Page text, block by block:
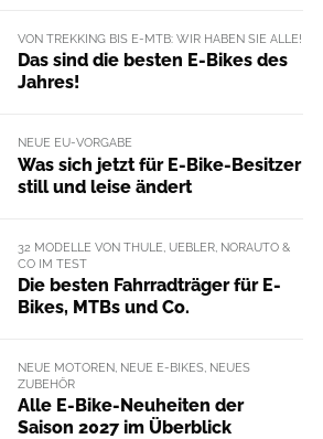
VON TREKKING BIS E-MTB: WIR HABEN SIE ALLE!
Das sind die besten E-Bikes des
Jahres!
NEUE EU-VORGABE
Was sich jetzt für E-Bike-Besitzer
still und leise ändert
32 MODELLE VON THULE, UEBLER, NORAUTO &
CO IM TEST
Die besten Fahrradträger für E-
Bikes, MTBs und Co.
NEUE MOTOREN, NEUE E-BIKES, NEUES
ZUBEHÖR
Alle E-Bike-Neuheiten der
Saison 2027 im Überblick